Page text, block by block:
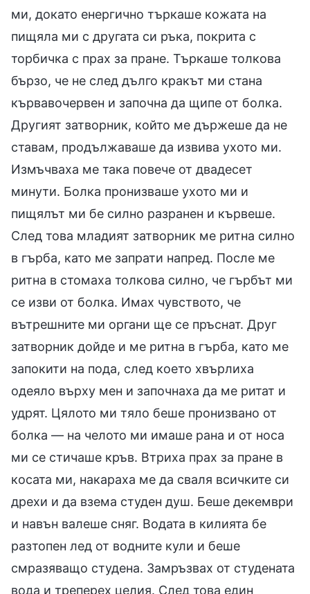
ми, докато енергично търкаше кожата на
пищяла ми с другата си ръка, покрита с
торбичка с прах за пране. Търкаше толкова
бързо, че не след дълго кракът ми стана
кървавочервен и започна да щипе от болка.
Другият затворник, който ме държеше да не
ставам, продължаваше да извива ухото ми.
Измъчваха ме така повече от двадесет
минути. Болка пронизваше ухото ми и
пищялът ми бе силно разранен и кървеше.
След това младият затворник ме ритна силно
в гърба, като ме запрати напред. После ме
ритна в стомаха толкова силно, че гърбът ми
се изви от болка. Имах чувството, че
вътрешните ми органи ще се пръснат. Друг
затворник дойде и ме ритна в гърба, като ме
запокити на пода, след което хвърлиха
одеяло върху мен и започнаха да ме ритат и
удрят. Цялото ми тяло беше пронизвано от
болка — на челото ми имаше рана и от носа
ми се стичаше кръв. Втриха прах за пране в
косата ми, накараха ме да сваля всичките си
дрехи и да взема студен душ. Беше декември
и навън валеше сняг. Водата в килията бе
разтопен лед от водните кули и беше
смразяващо студена. Замръзвах от студената
вода и треперех целия. След това един